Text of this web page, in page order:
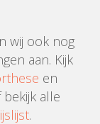
wij ook nog
aan. Kijk
en
alle
.